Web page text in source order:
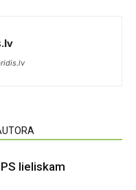
lieliskam